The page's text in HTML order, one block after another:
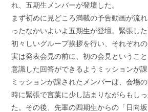
れ、五期生メンバーが登壇した。
まず初めに見どころ満載の予告動画が流
ったなかいよいよ五期生が登壇。緊張し
初々しいグループ挨拶を行い、それぞれの
実は発表会見の前に、初の会見というこ
意識した回答ができるようミッションが課
ミッションが課されたメンバーは、会場
時に緊張で言葉に少し詰まりながらもし
た。その後、先輩の四期生からの「日向